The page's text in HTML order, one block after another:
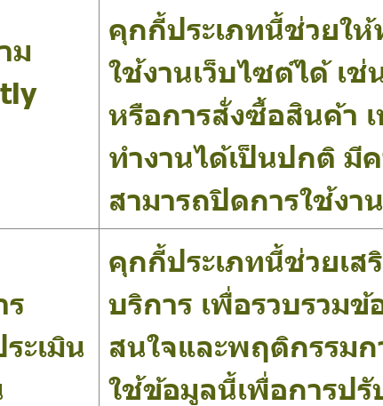
ม
คุกกี้ประเภทนี้ช่วยให้
ใช้งานเว็บไซต์ได้ เช่
หรือการสั่งซื้อสินค้า
ทำงานได้เป็นปกติ มี
สามารถปิดการใช้งา
ะเมิน
คุกกี้ประเภทนี้ช่วยเส
บริการ เพื่อรวบรวม
สนใจและพฤติกรรม
ใช้ข้อมูลนี้เพื่อการป